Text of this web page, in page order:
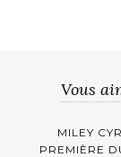
Vous
MILEY
PREMIÈRE